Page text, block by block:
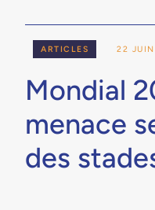
Mondial
menace
des
22
ARTICLES